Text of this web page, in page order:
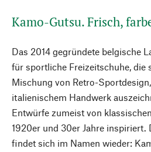
Kamo-Gutsu. Frisch,
Das 2014 gegründete belgische
für sportliche Freizeitschuhe, die
Mischung von Retro-
italienischem Handwerk
Entwürfe zumeist von
1920er und 30er Jahre inspiriert.
findet sich im Namen wieder: